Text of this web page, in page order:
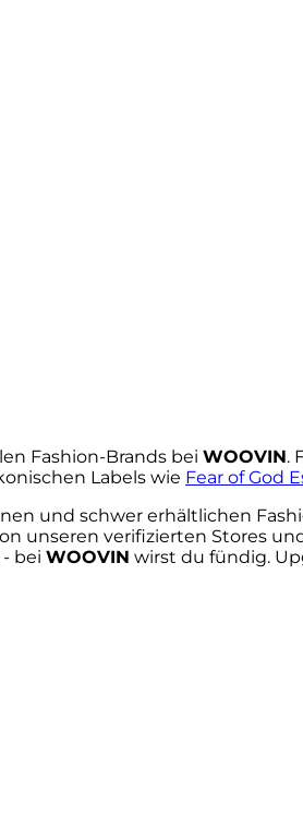
Fashion-Brands bei WOOVIN.
Labels wie Fear of God
und schwer erhältlichen
unseren verifizierten Stores
bei WOOVIN wirst du fündig.